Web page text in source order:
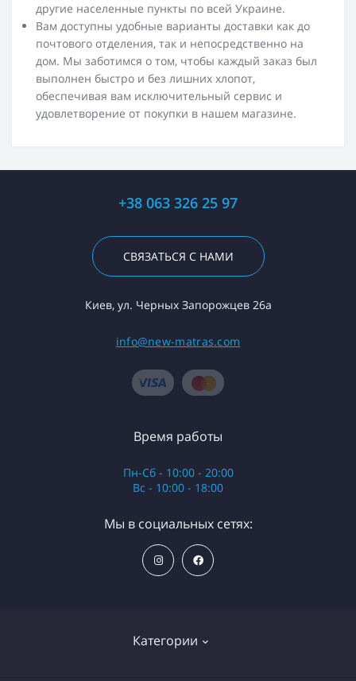
другие населенные пункты по всей Украине.
Вам доступны удобные варианты доставки как до
почтового отделения, так и непосредственно на
дом. Мы заботимся о том, чтобы каждый заказ был
выполнен быстро и без лишних хлопот,
обеспечивая вам исключительный сервис и
удовлетворение от покупки в нашем магазине.
+38 063 326 25 97
СВЯЗАТЬСЯ С НАМИ
Киев, ул. Черных Запорожцев 26а
info@new-matras.com
Категории
Время работы
Пн-Сб - 10:00 - 20:00
Вс - 10:00 - 18:00
Мы в социальных сетях: